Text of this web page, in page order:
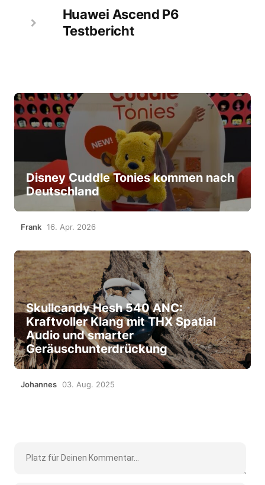
Huawei Ascend P6
Testbericht
Disney Cuddle Tonies kommen nach
Deutschland
Frank 16. Apr. 2026
Skullcandy Hesh 540 ANC:
Kraftvoller Klang mit THX Spatial
Audio und smarter
Geräuschunterdrückung
Johannes 03. Aug. 2025